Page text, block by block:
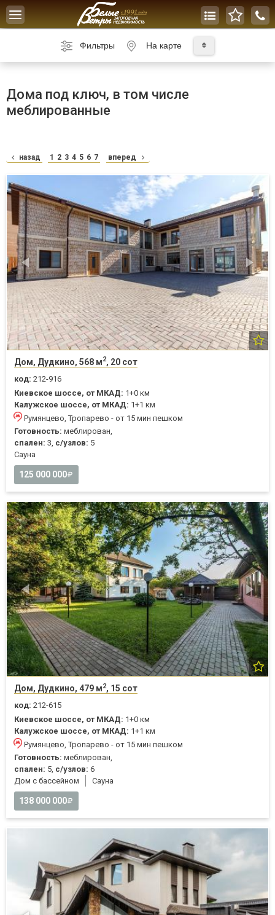
Toggle
navigation
Фильтры На карте
Дома под ключ, в том числе
меблированные
назад 1 2 3 4 5 6 7 вперед
Дом, Дудкино, 568 м2, 20 сот
код: 212-916
Киевское шоссе, от МКАД: 1+0 км
Калужское шоссе, от МКАД: 1+1 км
Румянцево, Тропарево - от 15 мин пешком
Готовность: меблирован,
спален: 3, с/узлов: 5
Cауна
125 000 000
Дом, Дудкино, 479 м2, 15 сот
код: 212-615
Киевское шоссе, от МКАД: 1+0 км
Калужское шоссе, от МКАД: 1+1 км
Румянцево, Тропарево - от 15 мин пешком
Готовность: меблирован,
спален: 5, с/узлов: 6
Дом с бассейном
Cауна
138 000 000